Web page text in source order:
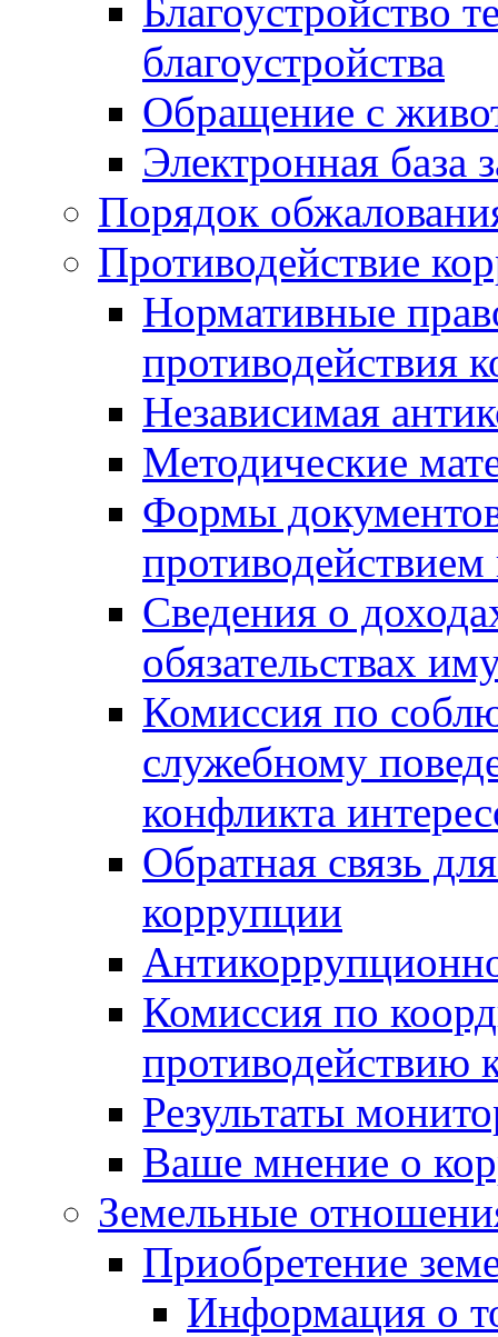
Благоустройство
благоустройства
Обращение с
Электронная база
Порядок
Противодействие
Нормативные
противодействия
Независимая
Методические
Формы
Сведения о
обязательствах
Комиссия по
служебному
конфликта
Обратная связь
коррупции
Комиссия по
противодействию
Результаты
Ваше мнение о
Земельные
Приобретение
Информация о